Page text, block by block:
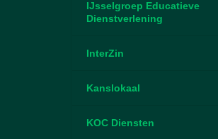
IJsselgroep Educatieve
Dienstverlening
InterZin
Kanslokaal
KOC Diensten